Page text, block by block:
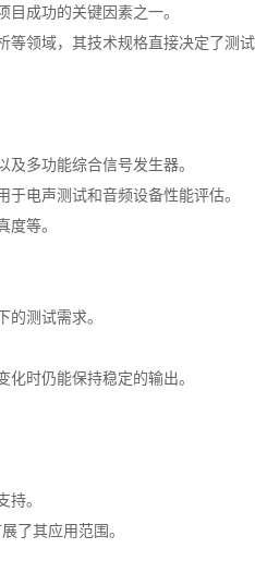
成功的关键因素之一。
领域，其技术规格直接决定了测
多功能综合信号发生器。
电声测试和音频设备性能评估。
等。
测试需求。
时仍能保持稳定的输出。
持。
了其应用范围。